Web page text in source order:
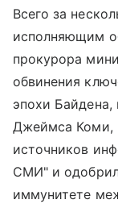
Всего за
исполняющим
прокурора
обвинения
эпохи
Джеймса Коми,
источников
СМИ" и
иммунитете